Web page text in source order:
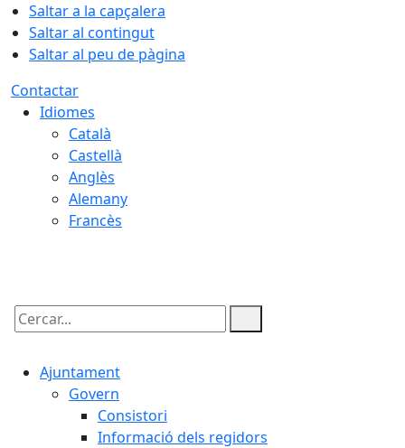
Saltar a la capçalera
Saltar al contingut
Saltar al peu de pàgina
Contactar
Idiomes
Català
Castellà
Anglès
Alemany
Francès
Cercar:
Ajuntament
Govern
Consistori
Informació dels regidors